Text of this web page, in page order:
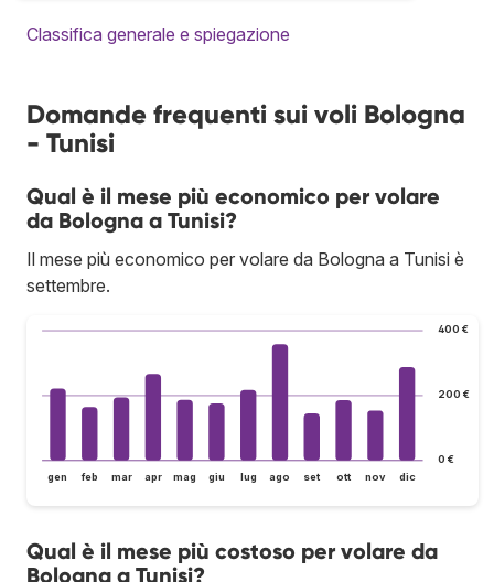
Classifica generale e spiegazione
Domande frequenti sui voli Bologna
- Tunisi
Qual è il mese più economico per volare
da Bologna a Tunisi?
Il mese più economico per volare da Bologna a Tunisi è
settembre.
0 €
200 €
400 €
gen feb mar apr mag giu lug ago set ott nov dic
Qual è il mese più costoso per volare da
Bologna a Tunisi?